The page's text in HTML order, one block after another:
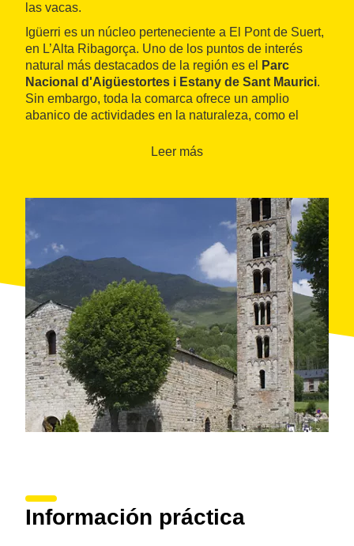
las vacas.
Igüerri es un núcleo perteneciente a El Pont de Suert,
en L’Alta Ribagorça. Uno de los puntos de interés
natural más destacados de la región es el
Parc
Nacional d'Aigüestortes i Estany de Sant Maurici.
Sin embargo, toda la comarca ofrece un amplio
abanico de actividades en la naturaleza, como el
esquí. También destaca el importante legado
Boí.
Leer más
Información práctica